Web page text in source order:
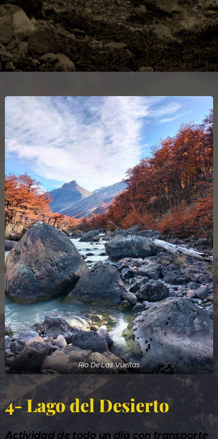
Rio De Las Vueltas
4- Lago del Desierto
Actividad de todo un día con transporte